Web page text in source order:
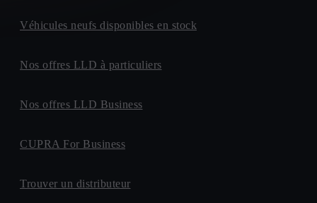
Véhicules neufs disponibles en stock
Nos offres LLD à particuliers
Nos offres LLD Business
CUPRA For Business
Trouver un distributeur